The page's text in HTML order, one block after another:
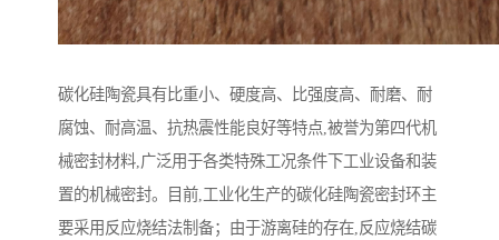
碳化硅陶瓷具有比重小、硬度高、比强度高、耐磨、耐
腐蚀、耐高温、抗热震性能良好等特点,被誉为第四代机
械密封材料,广泛用于各类特殊工况条件下工业设备和装
置的机械密封。目前,工业化生产的碳化硅陶瓷密封环主
要采用反应烧结法制备；由于游离硅的存在,反应烧结碳